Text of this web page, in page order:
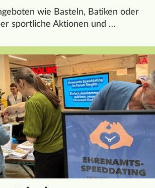
wie Basteln, Batiken oder
sportliche Aktionen und …
"Sommerferien im Phoenix